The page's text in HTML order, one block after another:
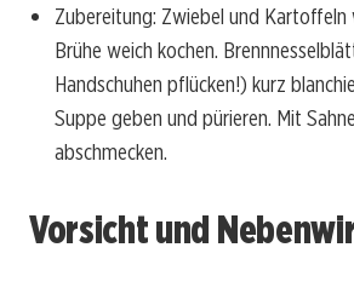
Zubereitung: Zwiebel und Kartoffeln
Brühe weich kochen.
Handschuhen pflücken!) kurz
Suppe geben und pürieren. Mit
abschmecken.
Vorsicht und